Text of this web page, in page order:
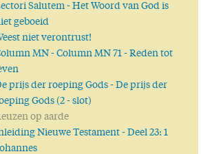
Salutem- Het Woord van God is
geboeid
niet verontrust!
MN- Column MN 71 - Reden tot
prijs der roeping Gods- De prijs der
Gods (2 - slot)
op aarde
Nieuwe Testament- Deel 23: 1